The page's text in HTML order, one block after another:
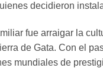
decidieron
fue arraigar la
de Gata. Con el
mundiales de